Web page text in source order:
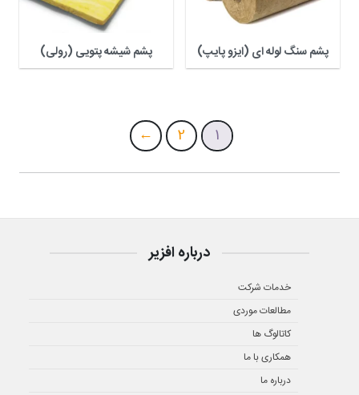
پشم سنگ لوله ای (ایزو پایپ) پشم شیشه پتویی (رولی)
1
2
←
درباره افزیر
خدمات شرکت
مطالعات موردی
کاتالوگ ها
همکاری با ما
درباره ما